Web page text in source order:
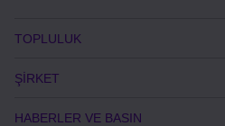
TOPLULUK
ŞİRKET
HABERLER VE BASIN